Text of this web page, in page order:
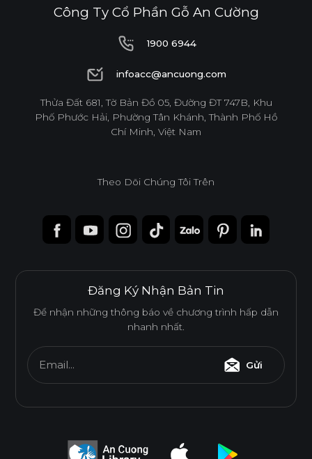
THÂN THIỆN MÔI TRƯỜNG
Kích thước(mm) 6 10 12 15
1220*3050
1220*3660 o
* Tuỳ theo mã sản phẩm sẽ có kích thước khác
nhau.
Công Ty Cổ Phần Gỗ An Cường
1900 6944
1900 6944
infoacc@ancuong.com
infoacc@ancuong.com
Thửa Đất 681, Tờ Bản Đồ 05, Đường ĐT 747B, Khu
Phố Phước Hải, Phường Tân Khánh, Thành Phố Hồ
Chí Minh, Việt Nam
Theo Dõi Chúng Tôi Trên
Đăng Ký Nhận Bản Tin
Để nhận những thông báo về chương trình hấp dẫn
nhanh nhất.
Email... Gửi